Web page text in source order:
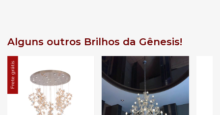
Alguns outros Brilhos da Gênesis!
Frete grátis